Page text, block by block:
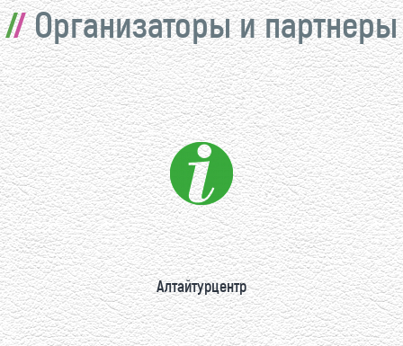
Организаторы и партнеры
Алтайтурцентр